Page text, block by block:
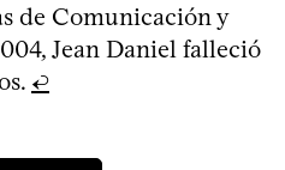
de Comunicación y
Jean Daniel falleció
↩